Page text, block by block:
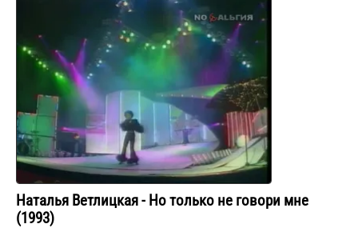
Наталья Ветлицкая - Но только не говори мне
(1993)